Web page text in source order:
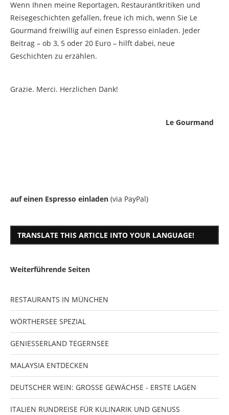
Wenn Ihnen meine Reportagen, Restaurantkritiken und
Reisegeschichten gefallen, freue ich mich, wenn Sie Le
Gourmand freiwillig auf einen Espresso einladen. Jeder
Beitrag – ob 3, 5 oder 20 Euro – hilft dabei, neue
Geschichten zu erzählen.
Grazie. Merci. Herzlichen Dank!
Le Gourmand
auf einen Espresso einladen (via PayPal)
TRANSLATE THIS ARTICLE INTO YOUR LANGUAGE!
Weiterführende Seiten
RESTAURANTS IN MÜNCHEN
WÖRTHERSEE SPEZIAL
GENIESSERLAND TEGERNSEE
MALAYSIA ENTDECKEN
DEUTSCHER WEIN: GROSSE GEWÄCHSE - ERSTE LAGEN
ITALIEN RUNDREISE FÜR KULINARIK UND GENUSS